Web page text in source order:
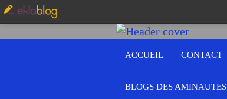
ACCUEIL CONTACT
BLOGS DES AMINAUTES